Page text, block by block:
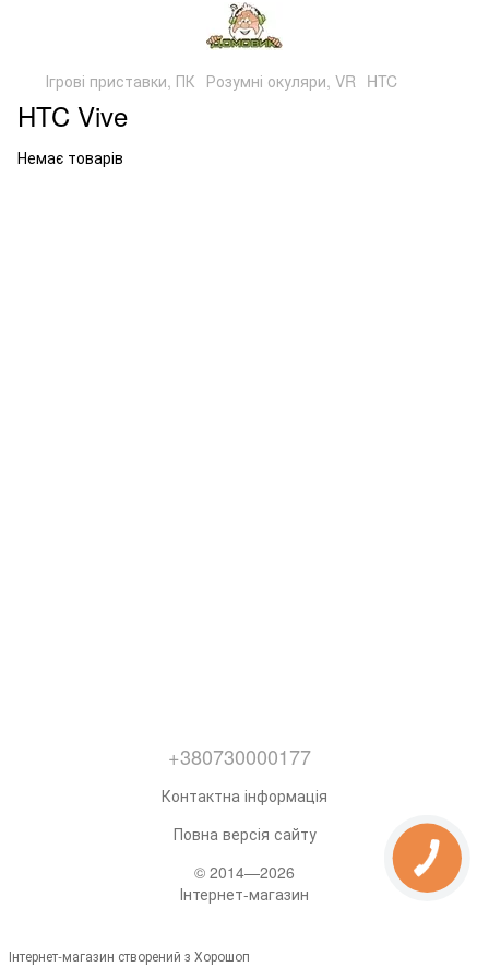
Ігрові приставки, ПК Розумні окуляри, VR HTC
HTC Vive
Немає товарів
+380730000177
Контактна інформація
Повна версія сайту
© 2014—2026
Інтернет-магазин
Інтернет-магазин створений з Хорошоп